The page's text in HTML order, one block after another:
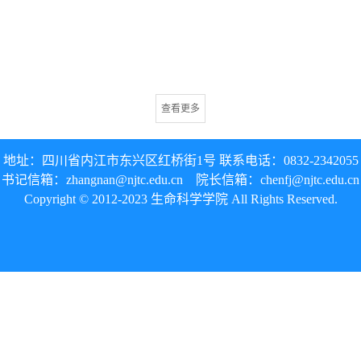
查看更多
地址：四川省内江市东兴区红桥街1号 联系电话：0832-2342055
书记信箱： zhangnan@njtc.edu.cn 院长信箱： chenfj@njtc.edu.cn
Copyright © 2012-2023 生命科学学院 All Rights Reserved.